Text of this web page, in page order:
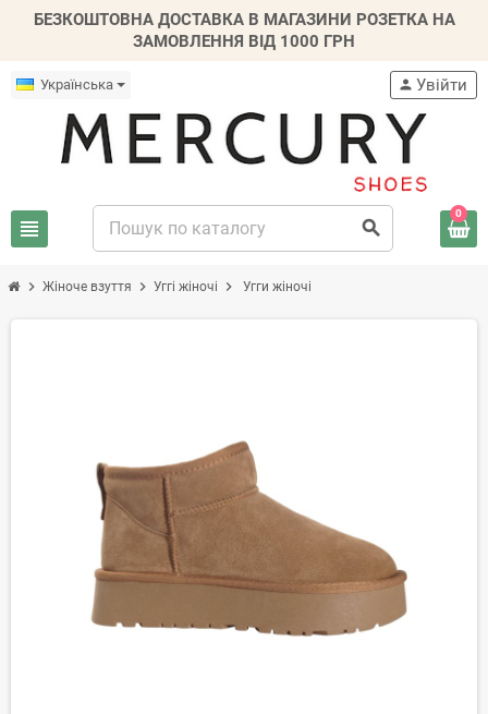
БЕЗКОШТОВНА ДОСТАВКА В МАГАЗИНИ РОЗЕТКА НА
ЗАМОВЛЕННЯ ВІД 1000 ГРН
Українська
view_headline search
person Увійти
0
chevron_right Жіноче взуття chevron_right Уггi жіночі chevron_right Угги жіночі